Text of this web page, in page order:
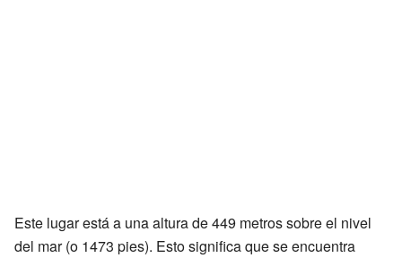
Este lugar está a una altura de 449 metros sobre el nivel
del mar (o 1473 pies). Esto significa que se encuentra